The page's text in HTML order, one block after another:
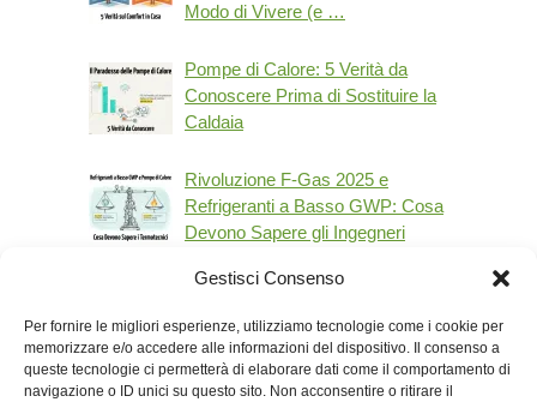
Gestisci Consenso
Per fornire le migliori esperienze, utilizziamo tecnologie come i cookie per
memorizzare e/o accedere alle informazioni del dispositivo. Il consenso a
queste tecnologie ci permetterà di elaborare dati come il comportamento di
navigazione o ID unici su questo sito. Non acconsentire o ritirare il
Modo di Vivere (e …
Pompe di Calore: 5 Verità da
Conoscere Prima di Sostituire la
Caldaia
Rivoluzione F-Gas 2025 e
Refrigeranti a Basso GWP: Cosa
Devono Sapere gli Ingegneri
e Metodologie di Prevenzione:
Analisi delle Cause Ricorrenti di
Difettosità